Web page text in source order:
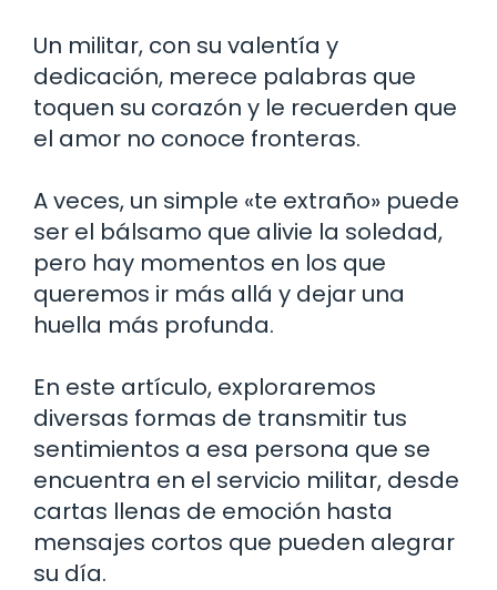
Un militar, con su valentía y
dedicación, merece palabras que
toquen su corazón y le recuerden que
el amor no conoce fronteras.
A veces, un simple «te extraño» puede
ser el bálsamo que alivie la soledad,
pero hay momentos en los que
queremos ir más allá y dejar una
huella más profunda.
En este artículo, exploraremos
diversas formas de transmitir tus
sentimientos a esa persona que se
encuentra en el servicio militar, desde
cartas llenas de emoción hasta
mensajes cortos que pueden alegrar
su día.